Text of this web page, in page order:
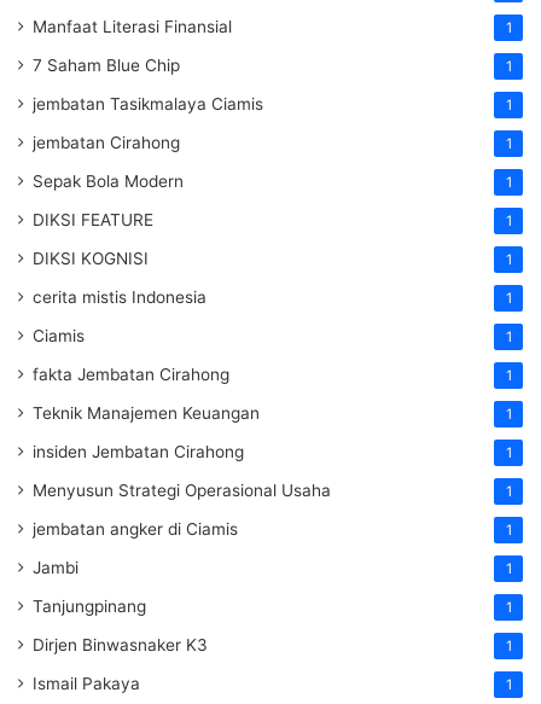
Manfaat Literasi Finansial 1
7 Saham Blue Chip 1
jembatan Tasikmalaya Ciamis 1
jembatan Cirahong 1
Sepak Bola Modern 1
DIKSI FEATURE 1
DIKSI KOGNISI 1
cerita mistis Indonesia 1
Ciamis 1
fakta Jembatan Cirahong 1
Teknik Manajemen Keuangan 1
insiden Jembatan Cirahong 1
Menyusun Strategi Operasional Usaha 1
jembatan angker di Ciamis 1
Jambi 1
Tanjungpinang 1
Dirjen Binwasnaker K3 1
Ismail Pakaya 1